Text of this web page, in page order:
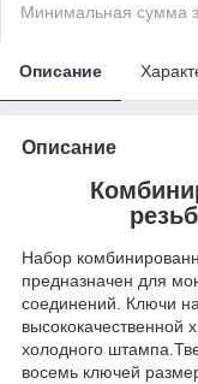
Минимальная сумма
Описание
Описание
Набор
предназначен для
соединений. Ключи
высококачественной
холодного
восемь ключей